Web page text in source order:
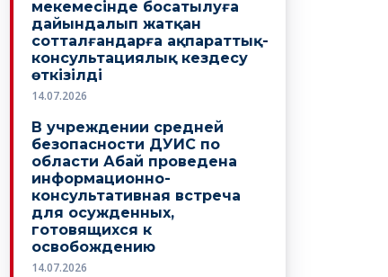
мекемесінде босатылуға
дайындалып жатқан
сотталғандарға ақпараттық-
консультациялық кездесу
өткізілді
14.07.2026
В учреждении средней
безопасности ДУИС по
области Абай проведена
информационно-
консультативная встреча
для осужденных,
готовящихся к
освобождению
14.07.2026